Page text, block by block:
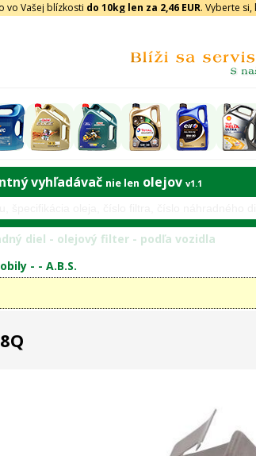
vo Vašej blízkosti do 10kg len za 2,46 EUR. Vyberte
vyhľadávač nie len olejov v1.1
diel - olejový filter - podľa vozidla
- - A.B.S.